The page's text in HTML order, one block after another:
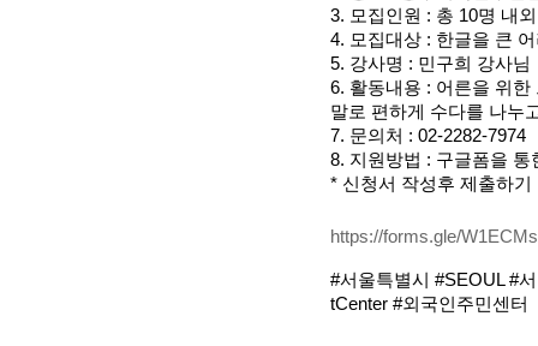
3. 모집인원 : 총 10명 내외
4. 모집대상 : 한글을 큰
5. 강사명 : 민구희 강사님
6. 활동내용 : 어른을 위
말로 편하게 수다를 나누
7. 문의처 : 02-2282-7974
8. 지원방법 : 구글폼을 통
* 신청서 작성후 제출하
https://forms.gle/
#서울특별시 #SEOUL #
tCenter #외국인주민센터